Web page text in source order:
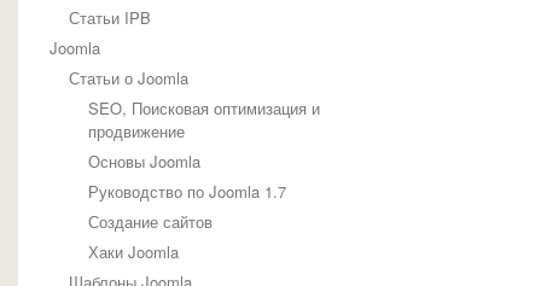
Статьи IPB
Joomla
Статьи о Joomla
SEO, Поисковая оптимизация и
продвижение
Основы Joomla
Руководство по Joomla 1.7
Создание сайтов
Хаки Joomla